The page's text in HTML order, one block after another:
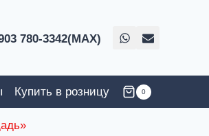
780-3342(MAX)
Купить в розницу 0